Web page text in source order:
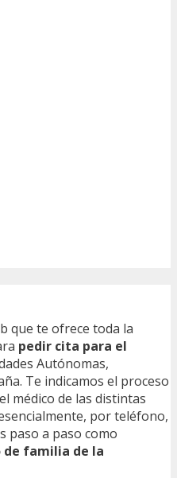
que te ofrece toda la
pedir cita para el
Autónomas,
Te indicamos el proceso
médico de las distintas
por teléfono,
paso a paso como
familia de la